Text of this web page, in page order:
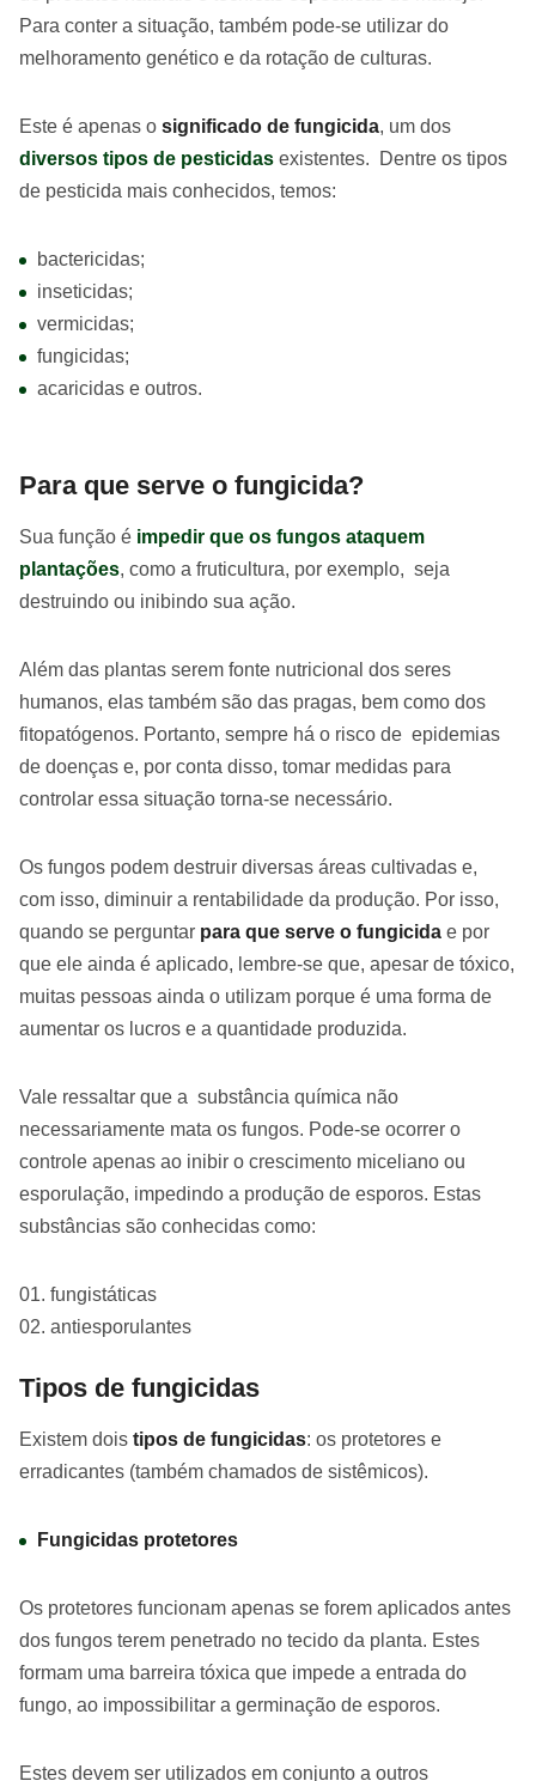
Para conter a situação, também pode-se utilizar do
melhoramento genético e da rotação de culturas.
Este é apenas o significado de fungicida, um dos
diversos tipos de pesticidas existentes. Dentre os tipos
de pesticida mais conhecidos, temos:
bactericidas;
inseticidas;
vermicidas;
fungicidas;
acaricidas e outros.
Para que serve o fungicida?
Sua função é impedir que os fungos ataquem
plantações, como a fruticultura, por exemplo, seja
destruindo ou inibindo sua ação.
Além das plantas serem fonte nutricional dos seres
humanos, elas também são das pragas, bem como dos
fitopatógenos. Portanto, sempre há o risco de epidemias
de doenças e, por conta disso, tomar medidas para
controlar essa situação torna-se necessário.
Os fungos podem destruir diversas áreas cultivadas e,
com isso, diminuir a rentabilidade da produção. Por isso,
quando se perguntar para que serve o fungicida e por
que ele ainda é aplicado, lembre-se que, apesar de tóxico,
muitas pessoas ainda o utilizam porque é uma forma de
aumentar os lucros e a quantidade produzida.
Vale ressaltar que a substância química não
necessariamente mata os fungos. Pode-se ocorrer o
controle apenas ao inibir o crescimento miceliano ou
esporulação, impedindo a produção de esporos. Estas
substâncias são conhecidas como:
fungistáticas
antiesporulantes
Tipos de fungicidas
Existem dois tipos de fungicidas: os protetores e
erradicantes (também chamados de sistêmicos).
Fungicidas protetores
Os protetores funcionam apenas se forem aplicados antes
dos fungos terem penetrado no tecido da planta. Estes
formam uma barreira tóxica que impede a entrada do
fungo, ao impossibilitar a germinação de esporos.
Estes devem ser utilizados em conjunto a outros